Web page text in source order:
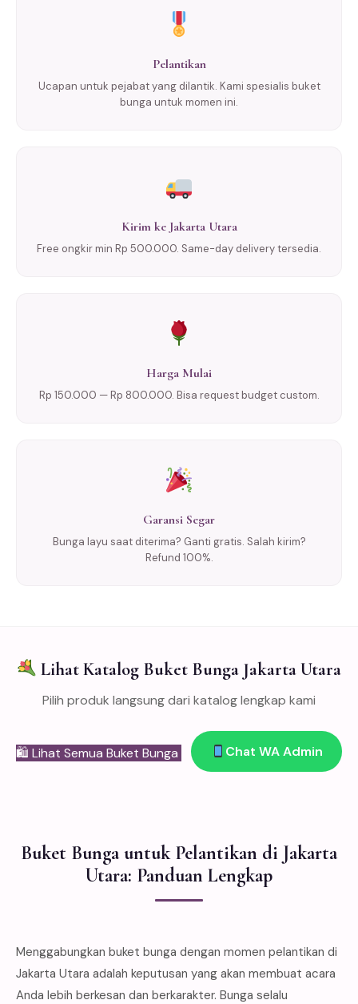
Pelantikan
Ucapan untuk pejabat yang dilantik. Kami spesialis buket
bunga untuk momen ini.
Kirim ke Jakarta Utara
Free ongkir min Rp 500.000. Same-day delivery tersedia.
Harga Mulai
Rp 150.000 — Rp 800.000. Bisa request budget custom.
Garansi Segar
Bunga layu saat diterima? Ganti gratis. Salah kirim?
Refund 100%.
Lihat Katalog Buket Bunga Jakarta Utara
Pilih produk langsung dari katalog lengkap kami
🛍 Lihat Semua Buket Bunga Chat WA Admin
Buket Bunga untuk Pelantikan di Jakarta
Utara: Panduan Lengkap
Menggabungkan buket bunga dengan momen pelantikan di
Jakarta Utara adalah keputusan yang akan membuat acara
Anda lebih berkesan dan berkarakter. Bunga selalu